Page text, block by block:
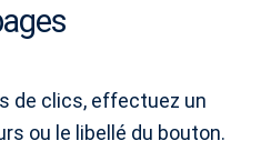
de clics, effectuez un
ou le libellé du bouton.